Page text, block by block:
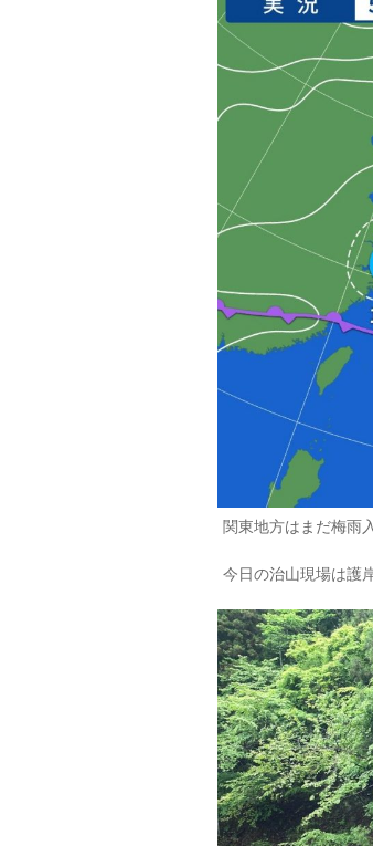
関東地方はまだ梅雨
今日の治山現場は護